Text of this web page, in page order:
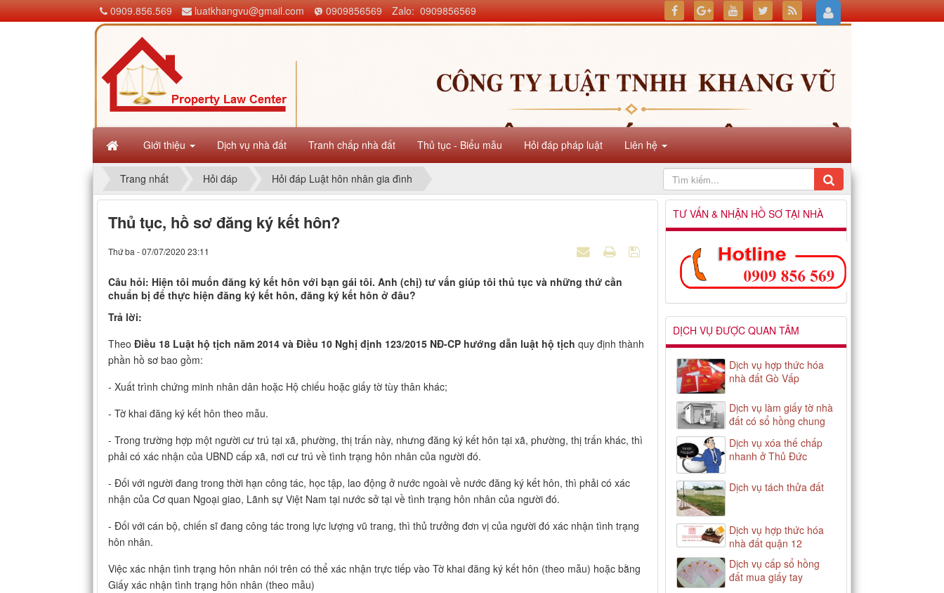
Giới thiệu Dịch vụ nhà đất Tranh chấp nhà đất Thủ tục - Biểu mẫu Hỏi đáp pháp luật Liên hệ
0909.856.569 luatkhangvu@gmail.com 0909856569 Zalo: 0909856569
Trang nhất Hỏi đáp Hỏi đáp Luật hôn nhân gia đình
Thủ tục, hồ sơ đăng ký kết hôn?
Thứ ba - 07/07/2020 23:11
Câu hỏi: Hiện tôi muốn đăng ký kết hôn với bạn gái tôi. Anh (chị) tư vấn giúp tôi thủ tục và những thứ cần
chuẩn bị để thực hiện đăng ký kết hôn, đăng ký kết hôn ở đâu?
Trả lời:
Theo Điều 18 Luật hộ tịch năm 2014 và Điều 10 Nghị định 123/2015 NĐ-CP hướng dẫn luật hộ tịch quy định thành
phần hồ sơ bao gồm:
- Xuất trình chứng minh nhân dân hoặc Hộ chiếu hoặc giấy tờ tùy thân khác;
- Tờ khai đăng ký kết hôn theo mẫu.
- Trong trường hợp một người cư trú tại xã, phường, thị trấn này, nhưng đăng ký kết hôn tại xã, phường, thị trấn khác, thì
phải có xác nhận của UBND cấp xã, nơi cư trú về tình trạng hôn nhân của người đó.
- Đối với người đang trong thời hạn công tác, học tập, lao động ở nước ngoài về nước đăng ký kết hôn, thì phải có xác
nhận của Cơ quan Ngoại giao, Lãnh sự Việt Nam tại nước sở tại về tình trạng hôn nhân của người đó.
- Đối với cán bộ, chiến sĩ đang công tác trong lực lượng vũ trang, thì thủ trưởng đơn vị của người đó xác nhận tình trạng
hôn nhân.
Việc xác nhận tình trạng hôn nhân nói trên có thể xác nhận trực tiếp vào Tờ khai đăng ký kết hôn (theo mẫu) hoặc bằng
Giấy xác nhận tình trạng hôn nhân (theo mẫu)
TƯ VẤN & NHẬN HỒ SƠ TẠI NHÀ
DỊCH VỤ ĐƯỢC QUAN TÂM
Dịch vụ hợp thức hóa
nhà đất Gò Vấp
Dịch vụ làm giấy tờ nhà
đất có sổ hồng chung
Dịch vụ xóa thế chấp
nhanh ở Thủ Đức
Dịch vụ tách thửa đất
Dịch vụ hợp thức hóa
nhà đất quận 12
Dịch vụ cấp sổ hồng
đất mua giấy tay